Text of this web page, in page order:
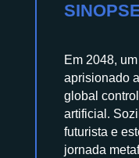
Em 2048,
aprisionado
global
artificial.
futurista e
jornada